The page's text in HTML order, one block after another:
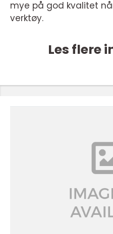
mye på god kvalitet
verktøy.
Les flere